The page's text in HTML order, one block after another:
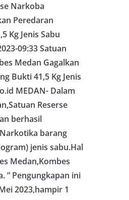
tersebut.‎Sambang Langsung ke
kegiatan ini, Aiptu Muliyadi
secara langsung dari rumah ke
silaturahmi sekaligus menyampaikan
kamtibmas. Kehadiran petugas
yang sebagian besar tengah bersiap
momentum HUT Kemerdekaan RI
persiapan di lingkungan masing-
berlangsung akrab,
lingkungan tempat tinggal, serta
komunikasi dua arah agar warga
keluhan maupun informasi terkait
sekitar mereka.‎‎‎Salah satu poin
dalam kegiatan sambang ini adalah
warga untuk memasang bendera
penuh, bukan setengah tiang,
penghormatan dan rasa cinta tanah
perayaan HUT Kemerdekaan RI.
Narkoba
Peredaran
Kg Jenis Sabu
09:33 Satuan
Medan Gagalkan
Bukti 41,5 Kg Jenis
MEDAN- Dalam
Reserse
berhasil
barang
jenis sabu.Hal
Medan,Kombes
” Pengungkapan ini
2023,hampir 1